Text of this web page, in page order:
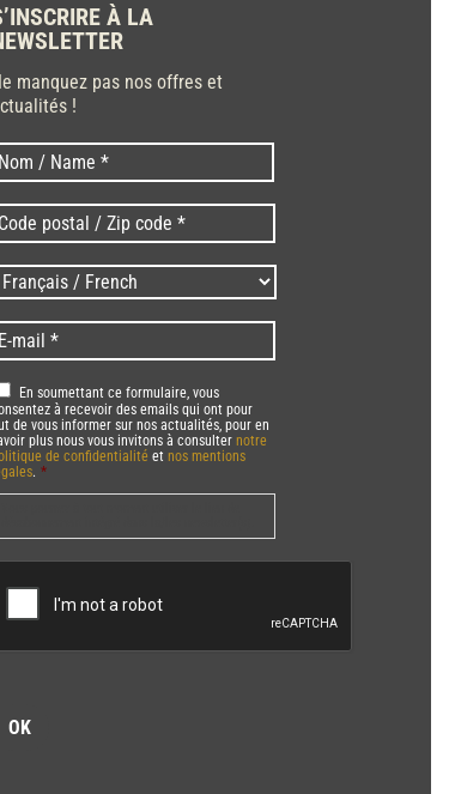
À LA
manquez pas nos offres et
!
* Nom
Code
Zip
*
Langues
*
E-
*
*
En soumettant ce formulaire, vous
à recevoir des emails qui ont pour
de vous informer sur nos actualités, pour en
plus nous vous invitons à consulternotre
de confidentialité etnos mentions
. *